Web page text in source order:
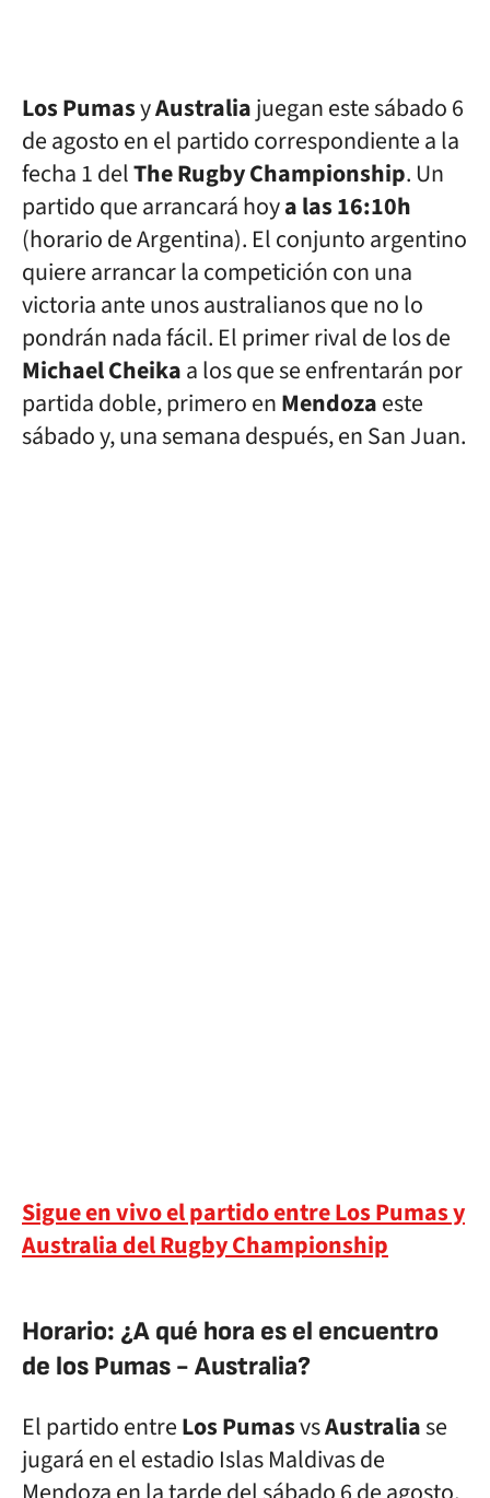
Los PumasyAustraliajuegan este sábado 6
de agosto en el partido correspondiente a la
fecha 1 delThe Rugby Championship. Un
partido que arrancará hoya las 16:10h
(horario de Argentina). El conjunto argentino
quiere arrancar la competición con una
victoria ante unos australianos que no lo
pondrán nada fácil. El primer rival de los de
Michael Cheikaa los que se enfrentarán por
partida doble, primero enMendozaeste
sábado y, una semana después, en San Juan.
Sigue en vivo el partido entre Los Pumas y
Australia del Rugby Championship
Horario: ¿A qué hora es el encuentro
de los Pumas - Australia?
El partido entreLos PumasvsAustraliase
jugará en el estadio Islas Maldivas de